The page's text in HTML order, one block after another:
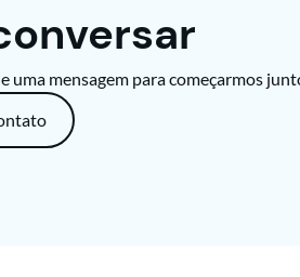
mensagem para começarmos